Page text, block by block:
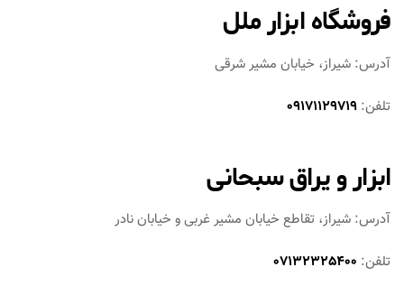
فروشگاه ابزار ملل
آدرس: شیراز، خیابان مشیر شرقی
تلفن: 09171129719
ابزار و یراق سبحانی
آدرس: شیراز، تقاطع خیابان مشیر غربی و خیابان نادر
تلفن: 07132325400